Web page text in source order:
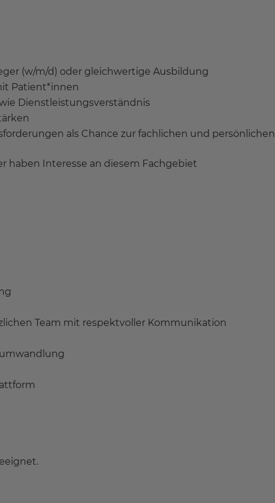
(w/m/d) oder gleichwertige Ausbildung
Patient*innen
Dienstleistungsverständnis
als Chance zur fachlichen und persönlichen
haben Interesse an diesem Fachgebiet
Team mit respektvoller Kommunikation